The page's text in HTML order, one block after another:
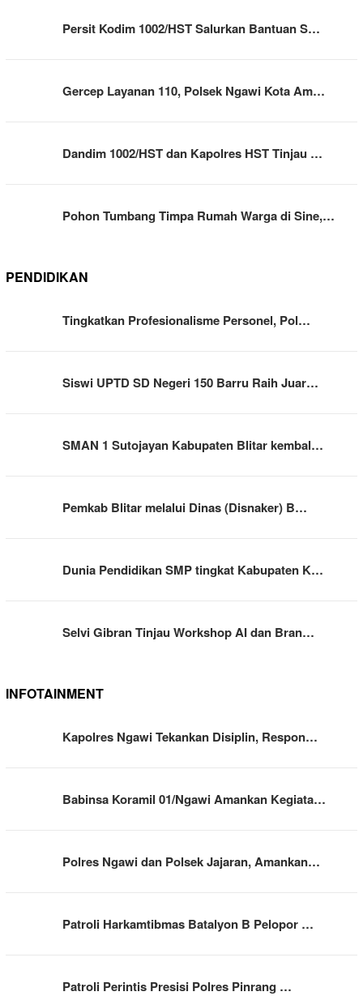
Persit Kodim 1002/HST Salurkan Bantuan S…
Gercep Layanan 110, Polsek Ngawi Kota Am…
Dandim 1002/HST dan Kapolres HST Tinjau …
Pohon Tumbang Timpa Rumah Warga di Sine,…
PENDIDIKAN
Tingkatkan Profesionalisme Personel, Pol…
Siswi UPTD SD Negeri 150 Barru Raih Juar…
SMAN 1 Sutojayan Kabupaten Blitar kembal…
Pemkab Blitar melalui Dinas (Disnaker) B…
Dunia Pendidikan SMP tingkat Kabupaten K…
Selvi Gibran Tinjau Workshop AI dan Bran…
INFOTAINMENT
Kapolres Ngawi Tekankan Disiplin, Respon…
Babinsa Koramil 01/Ngawi Amankan Kegiata…
Polres Ngawi dan Polsek Jajaran, Amankan…
Patroli Harkamtibmas Batalyon B Pelopor …
Patroli Perintis Presisi Polres Pinrang …